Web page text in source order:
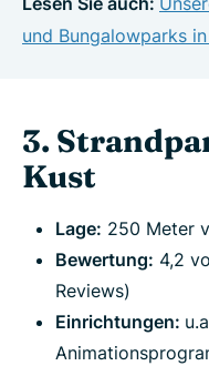
und Bungalowparks in
3.
Kust
Lage: 250 Meter
Bewertung: 4,2
Reviews)
Einrichtungen: